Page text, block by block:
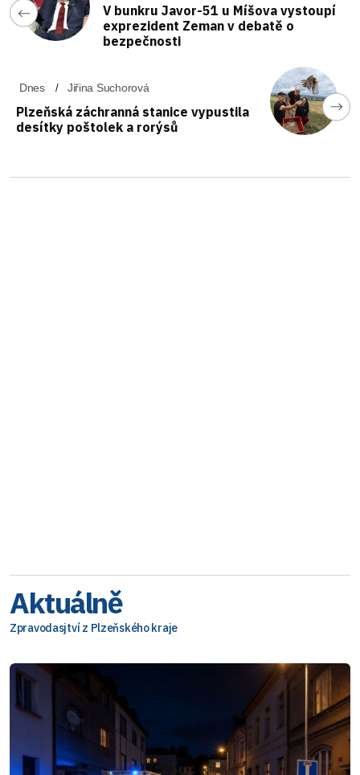
V bunkru Javor-51 u Míšova vystoupí
exprezident Zeman v debatě o
bezpečnosti
Dnes Jiřina Suchorová
Plzeňská záchranná stanice vypustila
desítky poštolek a rorýsů
Aktuálně
Zpravodasjtví z Plzeňského kraje